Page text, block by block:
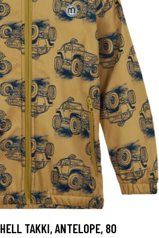
TAKKI, ANTELOPE, 80